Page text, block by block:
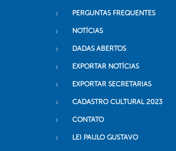
PERGUNTAS FREQUENTES
NOTÍCIAS
DADAS ABERTOS
EXPORTAR NOTÍCIAS
EXPORTAR SECRETARIAS
CADASTRO CULTURAL 2023
CONTATO
LEI PAULO GUSTAVO